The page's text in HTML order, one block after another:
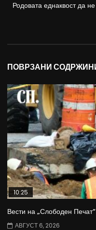
Родовата еднаквост да
ПОВРЗАНИ
10:25
Вести на „Слободен
АВГУСТ 6, 2026